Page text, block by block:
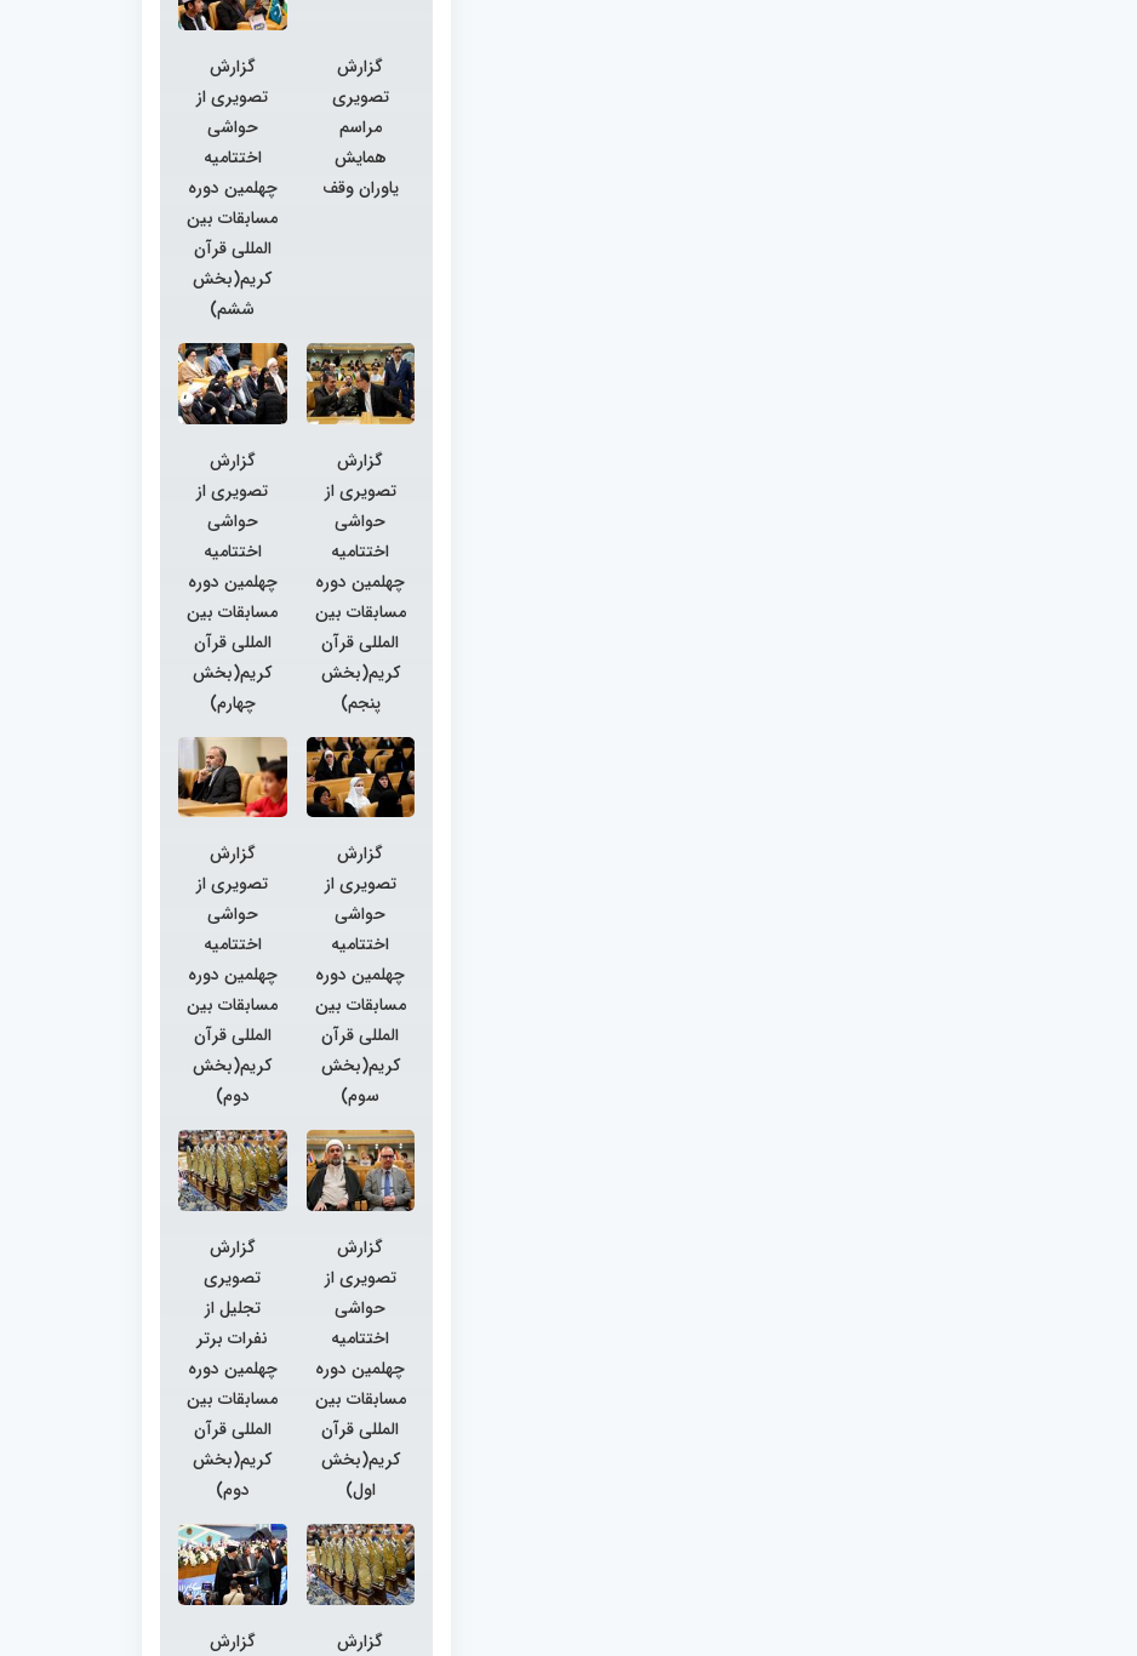
گزارش
تصویری
مراسم
همایش
یاوران وقف
گزارش
تصویری از
حواشی
اختتامیه
چهلمین دوره
مسابقات بین
المللی قرآن
کریم(بخش
ششم)
گزارش
تصویری از
حواشی
اختتامیه
چهلمین دوره
مسابقات بین
المللی قرآن
کریم(بخش
پنجم)
گزارش
تصویری از
حواشی
اختتامیه
چهلمین دوره
مسابقات بین
المللی قرآن
کریم(بخش
چهارم)
گزارش
تصویری از
حواشی
اختتامیه
چهلمین دوره
مسابقات بین
المللی قرآن
کریم(بخش
سوم)
گزارش
تصویری از
حواشی
اختتامیه
چهلمین دوره
مسابقات بین
المللی قرآن
کریم(بخش
دوم)
گزارش
تصویری از
حواشی
اختتامیه
چهلمین دوره
مسابقات بین
المللی قرآن
کریم(بخش
اول)
گزارش
تصویری
تجلیل از
نفرات برتر
چهلمین دوره
مسابقات بین
المللی قرآن
کریم(بخش
دوم)
گزارش
گزارش